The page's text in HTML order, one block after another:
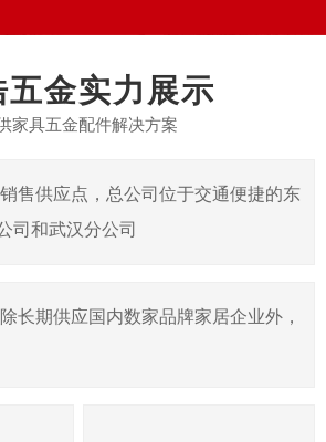
五金实力展示
家具五金配件解决方案
售供应点，总公司位于交通便捷的东
司和武汉分公司
长期供应国内数家品牌家居企业外，